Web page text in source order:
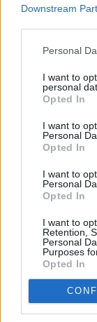
Downstream
Personal
I want to
personal
Opted In
I want to
Personal
Opted In
I want to
Personal
Opted In
I want to
Retention,
Personal
Purposes
Opted In
Μπορεί να
είχαν το
και ο τρίτος ο
παγκόσμιο
8,16μ. Πάντως,
μετρηθεί! Ο
και δεν υπήρχε
το μέτρησαν
κορδέλα, ενώ
αγώνας
Μπίμον έκανε